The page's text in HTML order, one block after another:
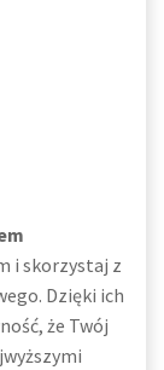
i skorzystaj z
Dzięki ich
że Twój